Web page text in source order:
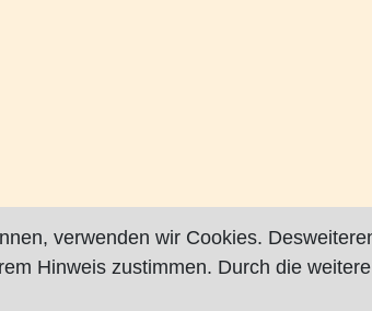
verwenden wir Cookies.
Hinweis zustimmen. Durch die